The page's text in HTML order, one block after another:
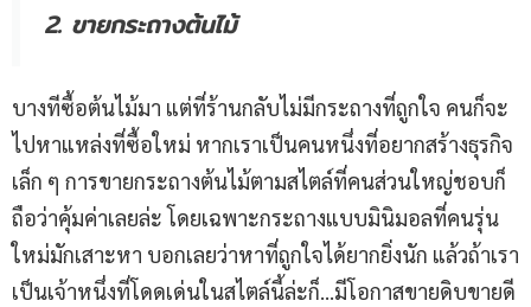
2. ขายกระถางต้นไม้
บางทีซื้อต้นไม้มา แต่ที่ร้านกลับไม่มีกระถางที่ถูกใจ คนก็จะ
ไปหาแหล่งที่ซื้อใหม่ หากเราเป็นคนหนึ่งที่อยากสร้างธุรกิจ
เล็ก ๆ การขายกระถางต้นไม้ตามสไตล์ที่คนส่วนใหญ่ชอบก็
ถือว่าคุ้มค่าเลยล่ะ โดยเฉพาะกระถางแบบมินิมอลที่คนรุ่น
ใหม่มักเสาะหา บอกเลยว่าหาที่ถูกใจได้ยากยิ่งนัก แล้วถ้าเรา
เป็นเจ้าหนึ่งที่โดดเด่นในสไตล์นี้ล่ะก็…มีโอกาสขายดิบขายดี